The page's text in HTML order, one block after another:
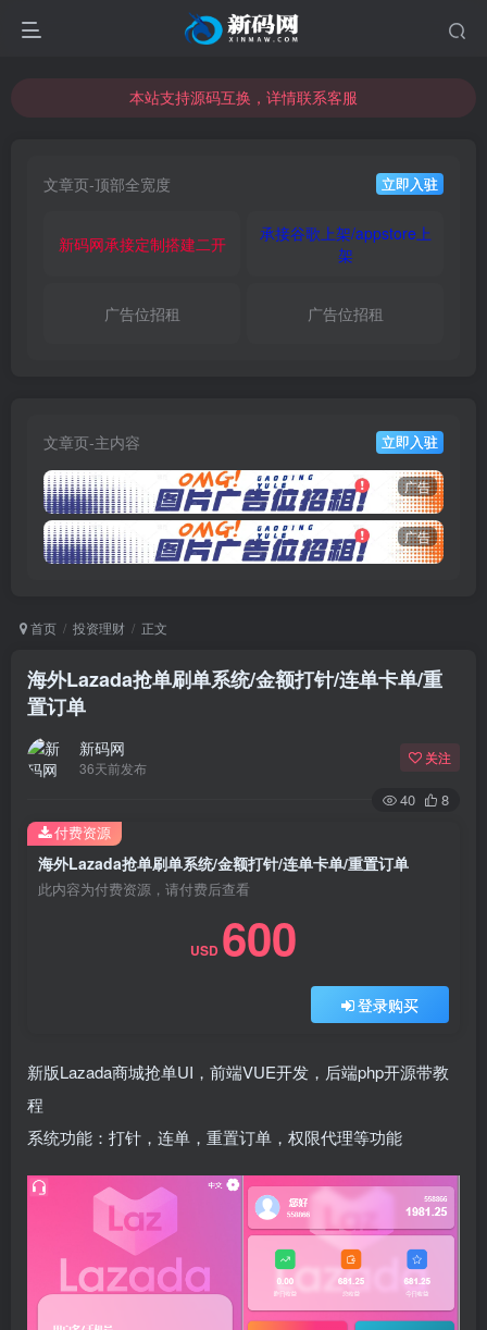
本站支持源码互换，详情联系客服
本站支持源码互换，详情联系客服
文章页-顶部全宽度 立即入驻
新码网承接定制搭建二开
承接谷歌上架/appstore上
架
广告位招租 广告位招租
文章页-主内容 立即入驻
广告
广告
首页 投资理财 正文
海外Lazada抢单刷单系统/金额打针/连单卡单/重
置订单
新码网
36天前发布
关注
40 8
海外Lazada抢单刷单系统/金额打针/连单卡单/重置订单
此内容为付费资源，请付费后查看
USD 600
登录购买
付费资源
新版Lazada商城抢单UI，前端VUE开发，后端php开源带教
程
系统功能：打针，连单，重置订单，权限代理等功能